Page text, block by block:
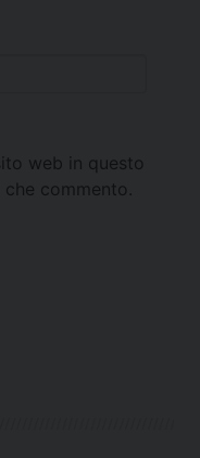
web in questo
commento.